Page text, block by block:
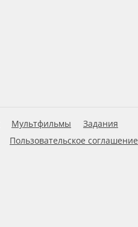
Мультфильмы
Задания
Пользовательское соглашение